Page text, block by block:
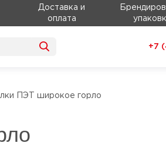
Доставка и
оплата
+7
ПЭТ широкое горло